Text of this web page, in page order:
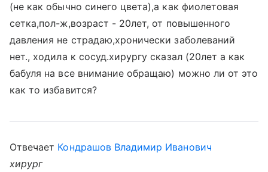
(не как обычно синего цвета),а как фиолетовая
сетка,пол-ж,возраст - 20лет, от повышенного
давления не страдаю,хронически заболеваний
нет., ходила к сосуд.хирургу сказал (20лет а как
бабуля на все внимание обращаю) можно ли от это
как то избавится?
Отвечает Кондрашов Владимир Иванович
хирург